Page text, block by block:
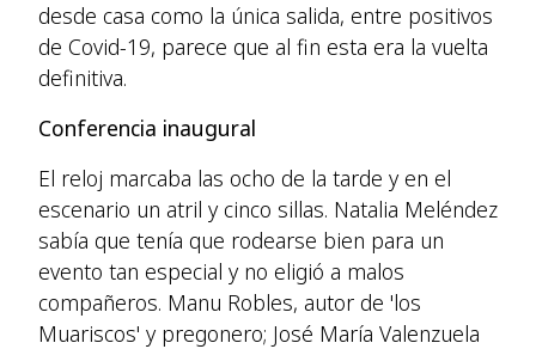
desde casa como la única salida, entre positivos
de Covid-19, parece que al fin esta era la vuelta
definitiva.
Conferencia inaugural
El reloj marcaba las ocho de la tarde y en el
escenario un atril y cinco sillas. Natalia Meléndez
sabía que tenía que rodearse bien para un
evento tan especial y no eligió a malos
compañeros. Manu Robles, autor de 'los
Muariscos' y pregonero; José María Valenzuela